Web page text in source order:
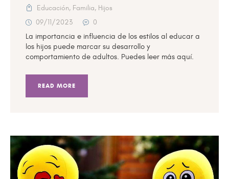
Educación, Familia, Hijos
09/11/2023
0
La importancia e influencia de los estilos al educar a
los hijos puede marcar su desarrollo y
comportamiento de adultos. Puedes leer más aquí.
READ MORE